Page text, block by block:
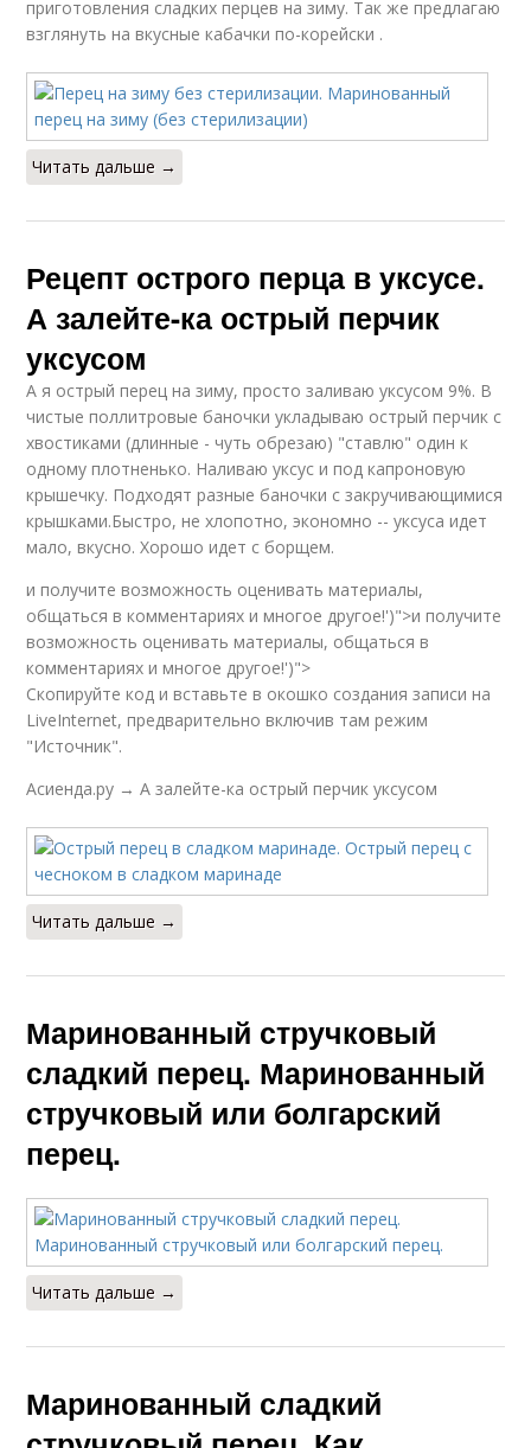
приготовления сладких перцев на зиму. Так же предлагаю
взглянуть на вкусные кабачки по-корейски .
Читать дальше →
Рецепт острого перца в уксусе.
А залейте-ка острый перчик
уксусом
А я острый перец на зиму, просто заливаю уксусом 9%. В
чистые поллитровые баночки укладываю острый перчик с
хвостиками (длинные - чуть обрезаю) "ставлю" один к
одному плотненько. Наливаю уксус и под капроновую
крышечку. Подходят разные баночки с закручивающимися
крышками.Быстро, не хлопотно, экономно -- уксуса идет
мало, вкусно. Хорошо идет с борщем.
и получите возможность оценивать материалы,
общаться в комментариях и многое другое!')">и получите
возможность оценивать материалы, общаться в
комментариях и многое другое!')">
Скопируйте код и вставьте в окошко создания записи на
LiveInternet, предварительно включив там режим
"Источник".
Асиенда.ру → А залейте-ка острый перчик уксусом
Читать дальше →
Маринованный стручковый
сладкий перец. Маринованный
стручковый или болгарский
перец.
Читать дальше →
Маринованный сладкий